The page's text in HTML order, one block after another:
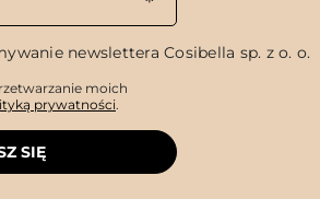
newslettera Cosibella sp. z o. o.
moich
prywatności.
SIĘ